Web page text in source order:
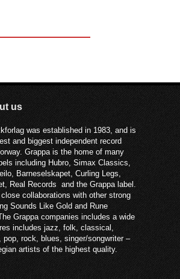
us
was established in 1983, and is
and biggest independent record
Grappa is the home of many
including Hubro, Simax Classics,
Barneselskapet, Curling Legs,
Real Records and the Grappa label.
collaborations with other strong
Sounds Like Gold and Rune
Grappa companies includes a wide
includes jazz, folk, classical,
pop, rock, blues, singer/songwriter –
artists of the highest quality.